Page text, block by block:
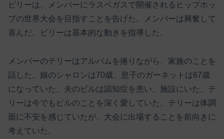
ビリーは、メンバーにラスベガスで開催されるヒップホッ
プの世界大会を目指すことを告げた。メンバーは興奮して
喜んだ。ビリーは基本的な動きを指導した。
メンバーのテリーはアルバムを捲りながら、家族のことを
話した。娘のシャロンは70歳、息子のガーネットは67歳
になっていた。夫のビルは認知症を患い、施設にいた。テ
リーは今でもビルのことを深く愛していた。テリーは体調
面に不安を感じていたが、大会に出場することを前向きに
考えていた。